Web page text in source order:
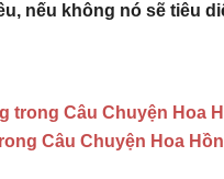
nếu không nó sẽ tiêu
trong Câu Chuyện Hoa
Câu Chuyện Hoa